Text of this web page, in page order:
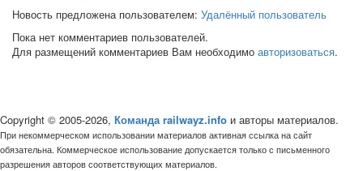
Новость предложена пользователем: Удалённый пользователь
Пока нет комментариев пользователей.
Для размещений комментариев Вам необходимо авторизоваться.
Copyright © 2005-2026, Команда railwayz.info и авторы материалов.
При некоммерческом использовании материалов активная ссылка на сайт
обязательна. Коммерческое использование допускается только с письменного
разрешения авторов соответствующих материалов.